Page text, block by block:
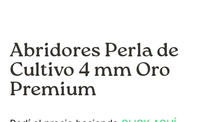
Abridores Perla de
Cultivo 4 mm Oro
Premium